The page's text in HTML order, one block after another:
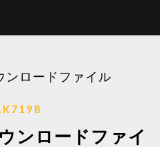
ンロードファイル
ンロードファイ